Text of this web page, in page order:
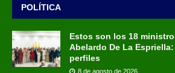
POLÍTICA
Estos son los 18
Abelardo De La
perfiles
8 de agosto de 2026